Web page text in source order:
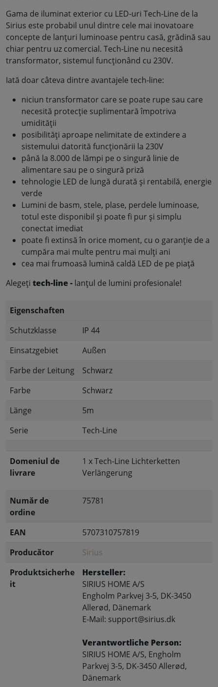
Gama de iluminat exterior cu LED-uri Tech-Line de la
Sirius este probabil unul dintre cele mai inovatoare
concepte de lanțuri luminoase pentru casă, grădină sau
chiar pentru uz comercial. Tech-Line nu necesită
transformator, sistemul funcționând cu 230V.
Iată doar câteva dintre avantajele tech-line:
niciun transformator care se poate rupe sau care
necesită protecție suplimentară împotriva
umidității
posibilități aproape nelimitate de extindere a
sistemului datorită funcționării la 230V
până la 8.000 de lămpi pe o singură linie de
alimentare sau pe o singură priză
tehnologie LED de lungă durată și rentabilă, energie
verde
Lumini de basm, stele, plase, perdele luminoase,
totul este disponibil și poate fi pur și simplu
conectat imediat
poate fi extinsă în orice moment, cu o garanție de a
cumpăra mai multe pentru mai mulți ani
cea mai frumoasă lumină caldă LED de pe piață
Alegeți tech-line - lanțul de lumini profesionale!
Eigenschaften
Schutzklasse
IP 44
Einsatzgebiet
Außen
Farbe der Leitung
Schwarz
Farbe
Schwarz
Länge
5m
Serie
Tech-Line
Domeniul de
livrare
1 x Tech-Line Lichterketten
Verlängerung
Număr de
ordine
75781
EAN
5707310757819
Producător
Sirius
Produktsicherhe
it
Hersteller:
SIRIUS HOME A/S
Engholm Parkvej 3-5, DK-3450
Allerød, Dänemark
E-Mail: support@sirius.dk
Verantwortliche Person:
SIRIUS HOME A/S, Engholm
Parkvej 3-5, DK-3450 Allerød,
Dänemark